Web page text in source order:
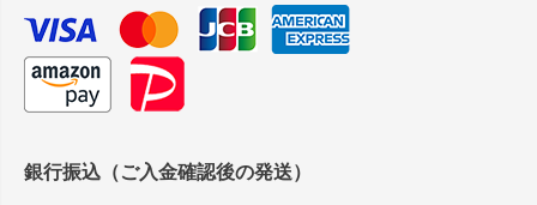
銀行振込（ご入金確認後の発送）